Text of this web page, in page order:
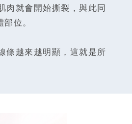
肉就會開始撕裂，與此同
位。
條越來越明顯，這就是所